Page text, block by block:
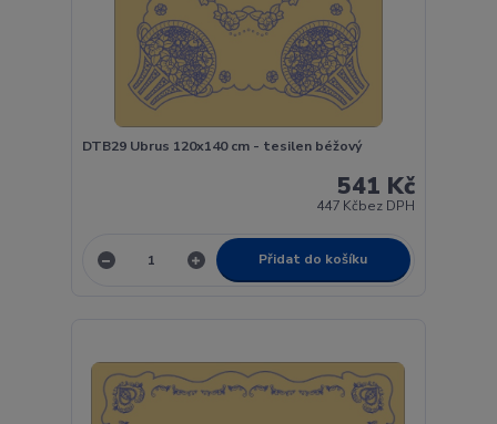
DTB29 Ubrus 120x140 cm - tesilen béžový
541 Kč
447 Kčbez DPH
Přidat do košíku